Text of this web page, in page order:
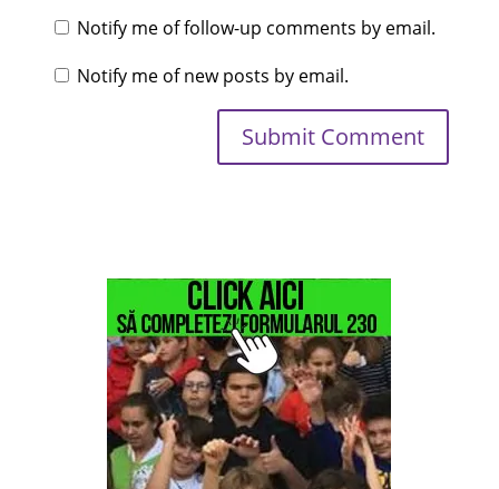
Notify me of follow-up comments by email.
Notify me of new posts by email.